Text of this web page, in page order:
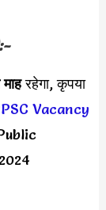
रहेगा, कृपया
Vacancy